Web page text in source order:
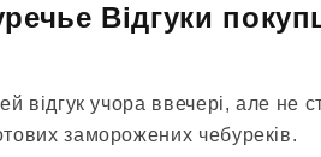
Відгуки
відгук учора ввечері, але не
заморожених чебуреків.